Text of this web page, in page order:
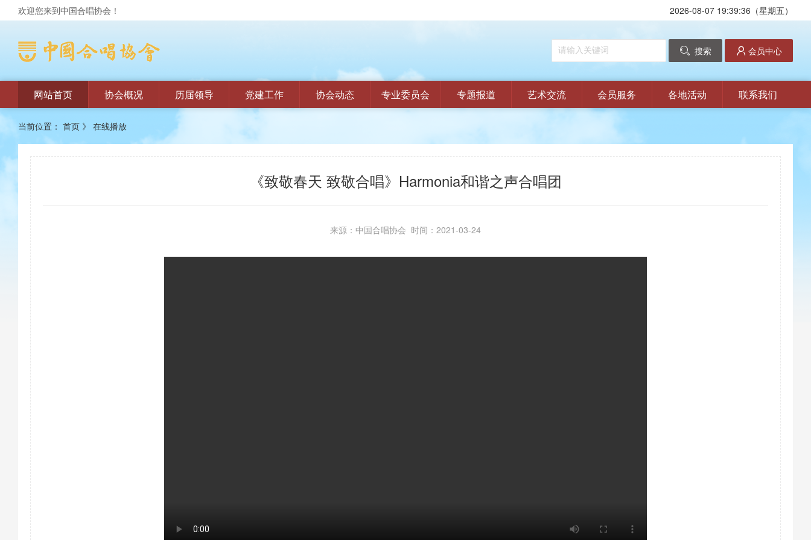
欢迎您来到中国合唱协会！ 2026-08-07 19:39:36（星期五）
搜索 会员中心
网站首页 协会概况 历届领导 党建工作 协会动态 专业委员会 专题报道 艺术交流 会员服务 各地活动 联系我们
当前位置： 首页 》 在线播放
《致敬春天 致敬合唱》Harmonia和谐之声合唱团
来源：中国合唱协会 时间：2021-03-24